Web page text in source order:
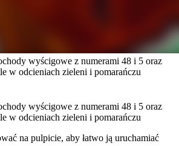
na pulpicie, aby łatwo ją uruchamiać